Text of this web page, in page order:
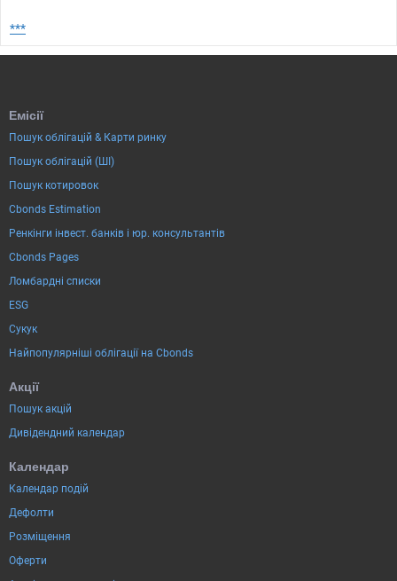
***
Емісії
Пошук облігацій & Карти ринку
Пошук облігацій (ШІ)
Пошук котировок
Cbonds Estimation
Ренкінги інвест. банків і юр. консультантів
Cbonds Pages
Ломбардні списки
ESG
Сукук
Найпопулярніші облігації на Cbonds
Акції
Пошук акцій
Дивідендний календар
Календар
Календар подій
Дефолти
Розміщення
Оферти